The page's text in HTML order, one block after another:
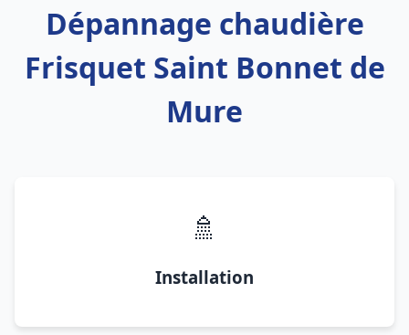
Dépannage chaudière
Frisquet Saint Bonnet de
Mure
🚿
Installation